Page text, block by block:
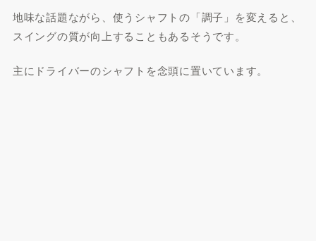
地味な話題ながら、使うシャフトの「調子」を変えると、
スイングの質が向上することもあるそうです。
主にドライバーのシャフトを念頭に置いています。